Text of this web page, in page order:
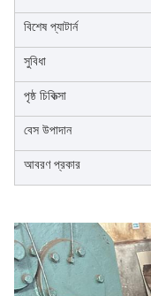
বিশেষ প্যাটার্ন
সুবিধা
পৃষ্ঠ চিকিত্সা
বেস উপাদান
আবরণ প্রকার